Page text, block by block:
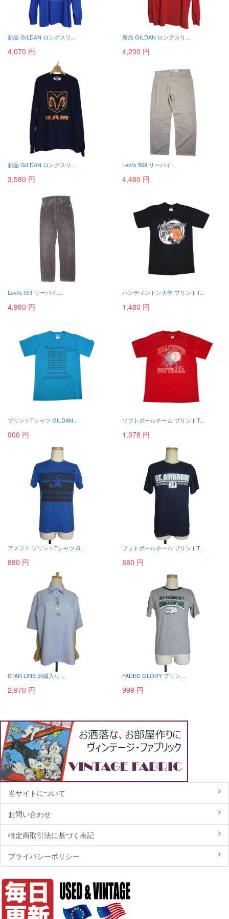
新品 GILDAN ロングスリ...
4,070 円
新品 GILDAN ロングスリ...
4,290 円
新品 GILDAN ロングスリ...
3,580 円
Levi's 569 リーバイ...
4,480 円
Levi's 551 リーバイ...
4,980 円
ハンティントン大学 プリントT...
1,480 円
プリントTシャツ GILDAN...
900 円
ソフトボールチーム プリントT...
1,078 円
アメフト プリントTシャツ G...
880 円
フットボールチーム プリントT...
880 円
STAR LINE 刺繍入り ...
2,970 円
FADED GLORY プリン...
999 円
当サイトについて
お問い合わせ
特定商取引法に基づく表記
プライバシーポリシー